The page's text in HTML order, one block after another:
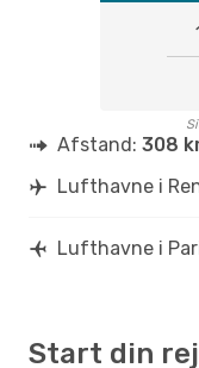
Afstand: 308
Lufthavne i
Lufthavne i
Start din